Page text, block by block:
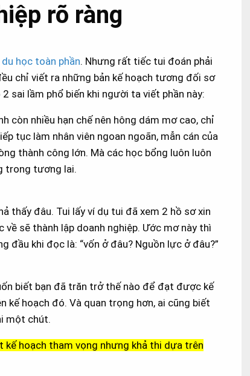
rõ ràng
học toàn phần. Nhưng rất tiếc tui đoán phải
chỉ viết ra những bản kế hoạch tương đối sơ
sai lầm phổ biến khi người ta viết phần này:
nhiều hạn chế nên hông dám mơ cao, chỉ
tục làm nhân viên ngoan ngoãn, mẫn cán của
thành công lớn. Mà các học bổng luôn luôn
trong tương lai.
thấy đâu. Tui lấy ví dụ tui đã xem 2 hồ sơ xin
sẽ thành lập doanh nghiệp. Ước mơ này thì
đầu khi đọc là: “vốn ở đâu? Nguồn lực ở đâu?”
biết bạn đã trăn trở thế nào để đạt được kế
kế hoạch đó. Và quan trọng hơn, ai cũng biết
một chút.
kế hoạch tham vọng nhưng khả thi dựa trên